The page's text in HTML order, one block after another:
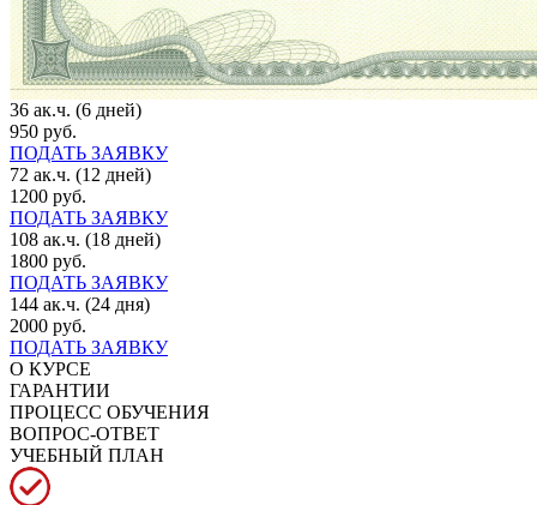
36 ак.ч. (6 дней)
950 руб.
ПОДАТЬ ЗАЯВКУ
72 ак.ч. (12 дней)
1200 руб.
ПОДАТЬ ЗАЯВКУ
108 ак.ч. (18 дней)
1800 руб.
ПОДАТЬ ЗАЯВКУ
144 ак.ч. (24 дня)
2000 руб.
ПОДАТЬ ЗАЯВКУ
О КУРСЕ
ГАРАНТИИ
ПРОЦЕСС ОБУЧЕНИЯ
ВОПРОС-ОТВЕТ
УЧЕБНЫЙ ПЛАН